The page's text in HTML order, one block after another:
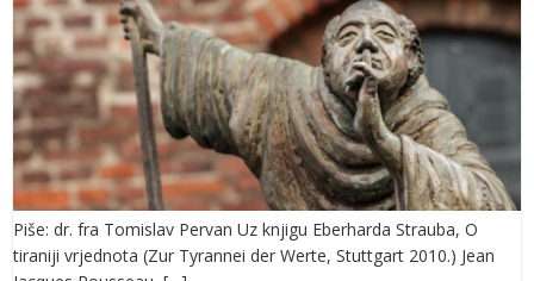
Piše: dr. fra Tomislav Pervan Uz knjigu Eberharda Strauba, O
tiraniji vrjednota (Zur Tyrannei der Werte, Stuttgart 2010.) Jean